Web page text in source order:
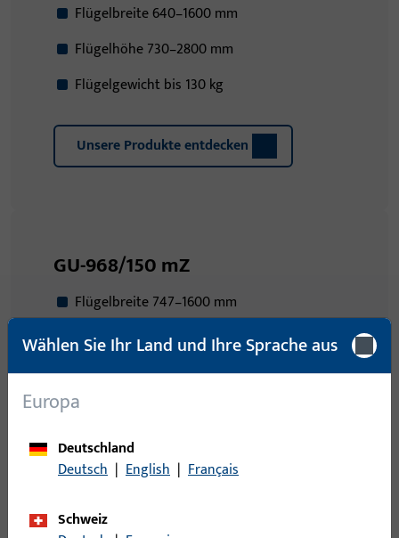
Flügelbreite 640–1600 mm
Flügelhöhe 730–2800 mm
Flügelgewicht bis 130 kg
Unsere Produkte entdecken
GU-968/150 mZ
Flügelbreite 747–1600 mm
Flügelhöhe 918–2800 mm
Flügelgewicht bis 150 kg
Wählen Sie Ihr Land und Ihre Sprache aus
Europa
Deutschland
Deutsch | English | Français
Schweiz